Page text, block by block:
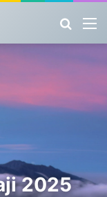
2025